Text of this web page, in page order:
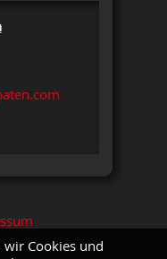
Cookies und